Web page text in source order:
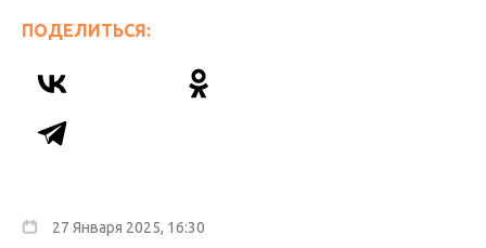
ПОДЕЛИТЬСЯ:
27 Января 2025, 16:30